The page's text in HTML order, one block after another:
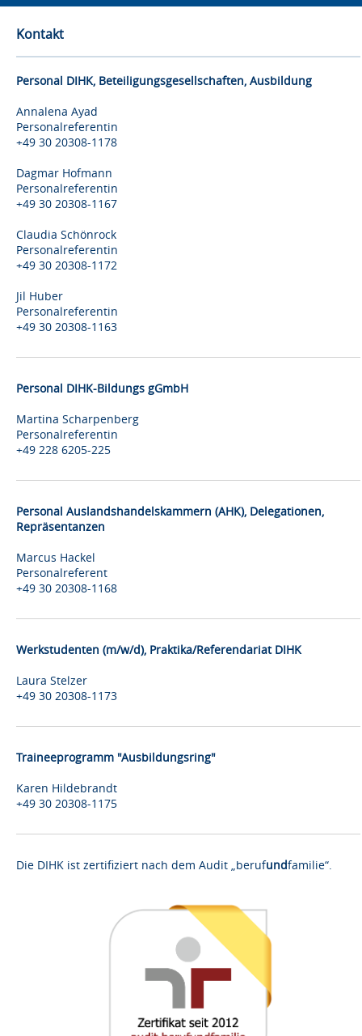
Kontakt
Personal DIHK, Beteiligungsgesellschaften, Ausbildung
Annalena Ayad
Personalreferentin
+49 30 20308-1178
Dagmar Hofmann
Personalreferentin
+49 30 20308-1167
Claudia Schönrock
Personalreferentin
+49 30 20308-1172
Jil Huber
Personalreferentin
+49 30 20308-1163
Personal DIHK-Bildungs gGmbH
Martina Scharpenberg
Personalreferentin
+49 228 6205-225
Personal Auslandshandelskammern (AHK), Delegationen,
Repräsentanzen
Marcus Hackel
Personalreferent
+49 30 20308-1168
Werkstudenten (m/w/d), Praktika/Referendariat DIHK
Laura Stelzer
+49 30 20308-1173
Traineeprogramm "Ausbildungsring"
Karen Hildebrandt
+49 30 20308-1175
Die DIHK ist zertifiziert nach dem Audit „berufundfamilie“.